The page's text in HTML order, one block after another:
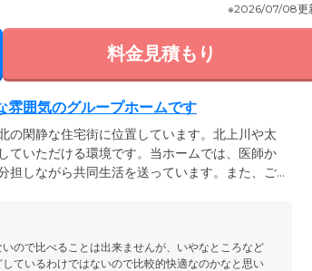
※2026/07/08更
料金見積もり
雰囲気のグループホームです
の閑静な住宅街に位置しています。北上川や太
ていただける環境です。当ホームでは、医師か
担しながら共同生活を送っています。また、ご
よう、いつでも気持ちに寄り添います。どうぞ
ので比べることは出来ませんが、いやなところなど
ているわけではないので比較的快適なのかなと思い